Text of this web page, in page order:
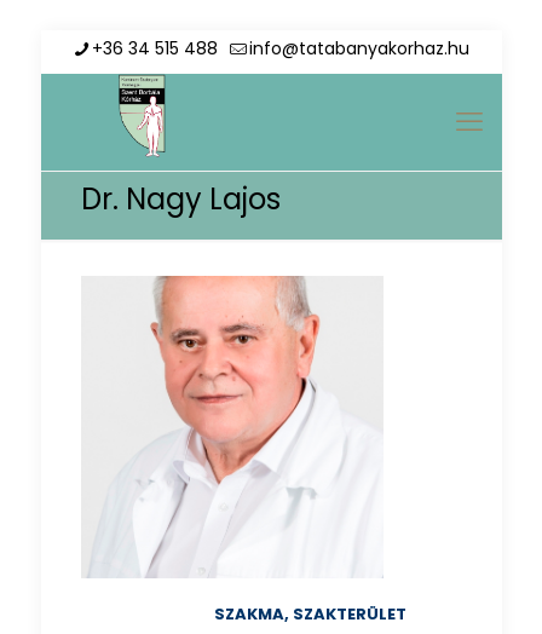
+36 34 515 488 info@tatabanyakorhaz.hu
Dr. Nagy Lajos
SZAKMA, SZAKTERÜLET